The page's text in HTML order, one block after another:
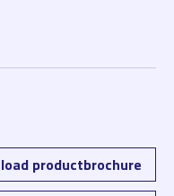
productbrochure